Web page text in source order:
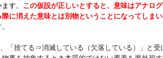
ます。 この仮設が正しいとすると、意味はアナロ
に消えた意味とは別物ということになってしま
「捨てる⇒消滅している（欠落している）」と受